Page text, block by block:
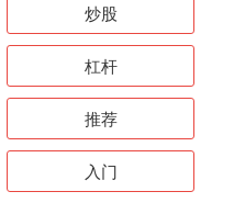
炒股
杠杆
推荐
入门